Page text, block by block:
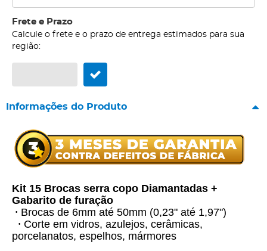
Frete e Prazo
Calcule o frete e o prazo de entrega estimados para sua
região:
Informações do Produto
Kit 15 Brocas serra copo Diamantadas +
Gabarito de furação
• Brocas de 6mm até 50mm (0,23" até 1,97")
• Corte em vidros, azulejos, cerâmicas,
porcelanatos, espelhos, mármores